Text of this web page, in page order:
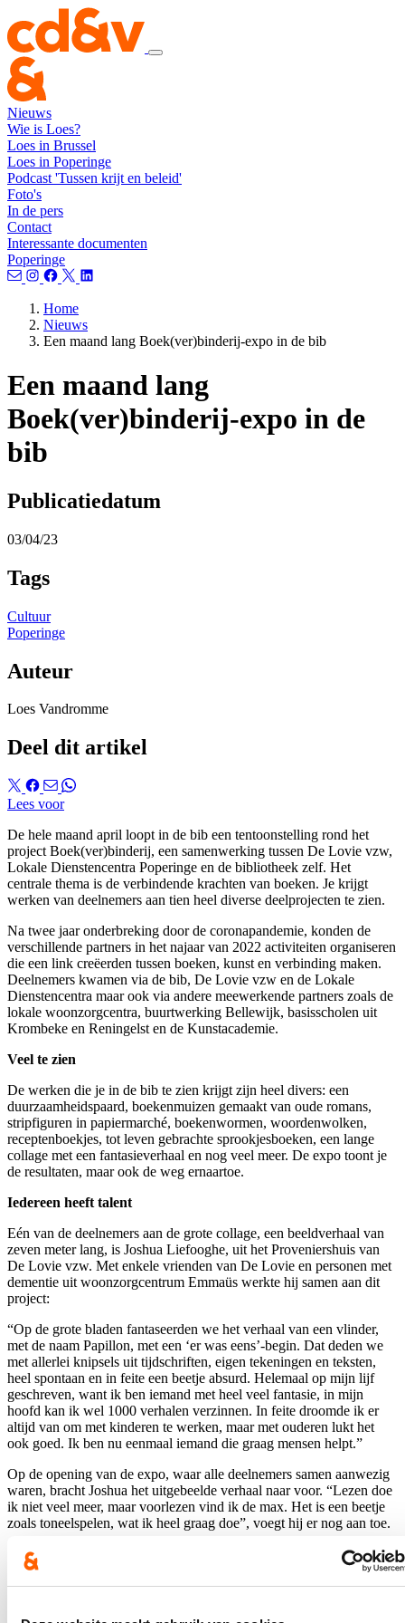
Nieuws
Wie is Loes?
Loes in Brussel
Loes in Poperinge
Podcast 'Tussen krijt en beleid'
Foto's
In de pers
Contact
Interessante documenten
Poperinge
Home
Nieuws
Een maand lang Boek(ver)binderij-expo in de bib
Een maand lang
Boek(ver)binderij-expo in de
bib
Publicatiedatum
03/04/23
Tags
Cultuur
Poperinge
Auteur
Loes Vandromme
Deel dit artikel
Lees voor
De hele maand april loopt in de bib een tentoonstelling rond het
project Boek(ver)binderij, een samenwerking tussen De Lovie vzw,
Lokale Dienstencentra Poperinge en de bibliotheek zelf. Het
centrale thema is de verbindende krachten van boeken. Je krijgt
werken van deelnemers aan tien heel diverse deelprojecten te zien.
Na twee jaar onderbreking door de coronapandemie, konden de
verschillende partners in het najaar van 2022 activiteiten organiseren
die een link creëerden tussen boeken, kunst en verbinding maken.
Deelnemers kwamen via de bib, De Lovie vzw en de Lokale
Dienstencentra maar ook via andere meewerkende partners zoals de
lokale woonzorgcentra, buurtwerking Bellewijk, basisscholen uit
Krombeke en Reningelst en de Kunstacademie.
Veel te zien
De werken die je in de bib te zien krijgt zijn heel divers: een
duurzaamheidspaard, boekenmuizen gemaakt van oude romans,
stripfiguren in papiermarché, boekenwormen, woordenwolken,
receptenboekjes, tot leven gebrachte sprookjesboeken, een lange
collage met een fantasieverhaal en nog veel meer. De expo toont je
de resultaten, maar ook de weg ernaartoe.
Iedereen heeft talent
Eén van de deelnemers aan de grote collage, een beeldverhaal van
zeven meter lang, is Joshua Liefooghe, uit het Proveniershuis van
De Lovie vzw. Met enkele vrienden van De Lovie en personen met
dementie uit woonzorgcentrum Emmaüs werkte hij samen aan dit
project:
“Op de grote bladen fantaseerden we het verhaal van een vlinder,
met de naam Papillon, met een ‘er was eens’-begin. Dat deden we
met allerlei knipsels uit tijdschriften, eigen tekeningen en teksten,
heel spontaan en in feite een beetje absurd. Helemaal op mijn lijf
geschreven, want ik ben iemand met heel veel fantasie, in mijn
hoofd kan ik wel 1000 verhalen verzinnen. In feite droomde ik er
altijd van om met kinderen te werken, maar met ouderen lukt het
ook goed. Ik ben nu eenmaal iemand die graag mensen helpt.”
Op de opening van de expo, waar alle deelnemers samen aanwezig
waren, bracht Joshua het uitgebeelde verhaal naar voor. “Lezen doe
ik niet veel meer, maar voorlezen vind ik de max. Het is een beetje
zoals toneelspelen, wat ik heel graag doe”, voegt hij er nog aan toe.
Zaadjes voor de toekomst
Frederik Desodt van De Lovie vzw ontdekte de voorbije maanden
“Hoewel de tentoonstelling de afsluit is van Boek(ver)binderij, stopt